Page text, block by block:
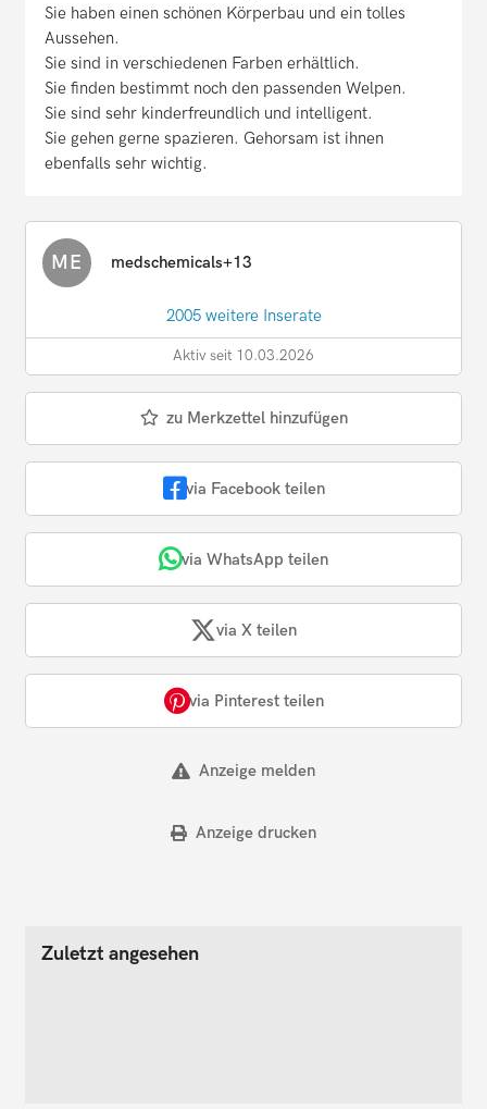
Sie haben einen schönen Körperbau und ein tolles
Aussehen.
Sie sind in verschiedenen Farben erhältlich.
Sie finden bestimmt noch den passenden Welpen.
Sie sind sehr kinderfreundlich und intelligent.
Sie gehen gerne spazieren. Gehorsam ist ihnen
ebenfalls sehr wichtig.
ME medschemicals+13
2005 weitere Inserate
Aktiv seit 10.03.2026
zu Merkzettel hinzufügen
via Facebook teilen
via WhatsApp teilen
via X teilen
via Pinterest teilen
Anzeige melden
Anzeige drucken
Zuletzt angesehen